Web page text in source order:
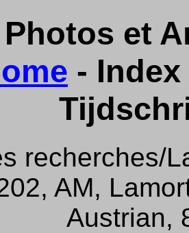
et
-
recherches/
AM,
Austrian,